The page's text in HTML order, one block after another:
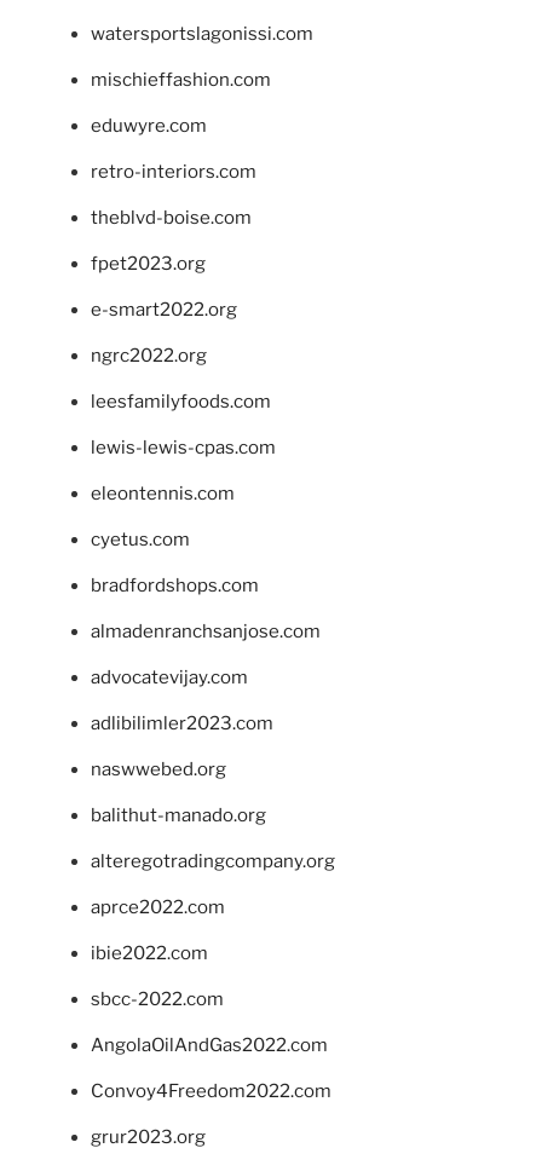
watersportslagonissi.com
mischieffashion.com
eduwyre.com
retro-interiors.com
theblvd-boise.com
fpet2023.org
e-smart2022.org
ngrc2022.org
leesfamilyfoods.com
lewis-lewis-cpas.com
eleontennis.com
cyetus.com
bradfordshops.com
almadenranchsanjose.com
advocatevijay.com
adlibilimler2023.com
naswwebed.org
balithut-manado.org
alteregotradingcompany.org
aprce2022.com
ibie2022.com
sbcc-2022.com
AngolaOilAndGas2022.com
Convoy4Freedom2022.com
grur2023.org